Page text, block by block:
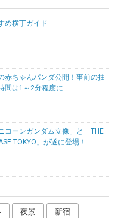
め横丁ガイド
赤ちゃんパンダ公開！事前の抽
間は1～2分程度に
コーンガンダム立像」と「THE
TOKYO」が遂に登場！
夜景 新宿